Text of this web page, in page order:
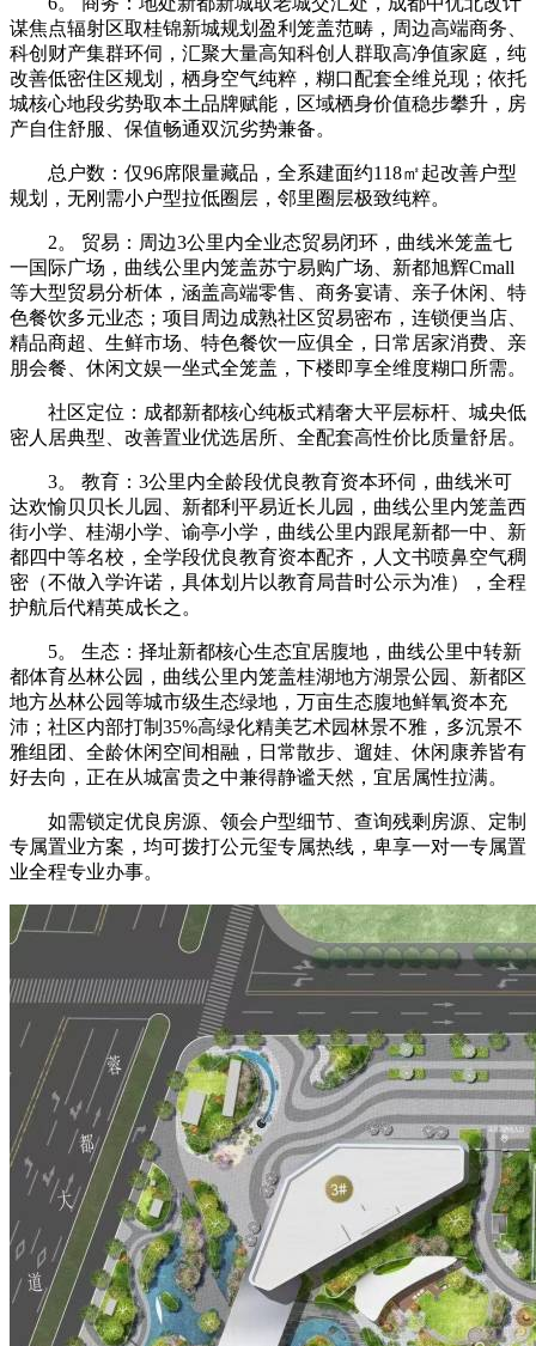
谋焦点辐射区取桂锦新城规划盈利笼盖范畴，周边高端商务、
科创财产集群环伺，汇聚大量高知科创人群取高净值家庭，纯
改善低密住区规划，栖身空气纯粹，糊口配套全维兑现；依托
城核心地段劣势取本土品牌赋能，区域栖身价值稳步攀升，房
产自住舒服、保值畅通双沉劣势兼备。
总户数：仅96席限量藏品，全系建面约118㎡起改善户型
规划，无刚需小户型拉低圈层，邻里圈层极致纯粹。
2。 贸易：周边3公里内全业态贸易闭环，曲线米笼盖七
一国际广场，曲线公里内笼盖苏宁易购广场、新都旭辉Cmall
等大型贸易分析体，涵盖高端零售、商务宴请、亲子休闲、特
色餐饮多元业态；项目周边成熟社区贸易密布，连锁便当店、
精品商超、生鲜市场、特色餐饮一应俱全，日常居家消费、亲
朋会餐、休闲文娱一坐式全笼盖，下楼即享全维度糊口所需。
社区定位：成都新都核心纯板式精奢大平层标杆、城央低
密人居典型、改善置业优选居所、全配套高性价比质量舒居。
3。 教育：3公里内全龄段优良教育资本环伺，曲线米可
达欢愉贝贝长儿园、新都利平易近长儿园，曲线公里内笼盖西
街小学、桂湖小学、谕亭小学，曲线公里内跟尾新都一中、新
都四中等名校，全学段优良教育资本配齐，人文书喷鼻空气稠
密（不做入学许诺，具体划片以教育局昔时公示为准），全程
护航后代精英成长之。
5。 生态：择址新都核心生态宜居腹地，曲线公里中转新
都体育丛林公园，曲线公里内笼盖桂湖地方湖景公园、新都区
地方丛林公园等城市级生态绿地，万亩生态腹地鲜氧资本充
沛；社区内部打制35%高绿化精美艺术园林景不雅，多沉景不
雅组团、全龄休闲空间相融，日常散步、遛娃、休闲康养皆有
好去向，正在从城富贵之中兼得静谧天然，宜居属性拉满。
如需锁定优良房源、领会户型细节、查询残剩房源、定制
专属置业方案，均可拨打公元玺专属热线，卑享一对一专属置
业全程专业办事。